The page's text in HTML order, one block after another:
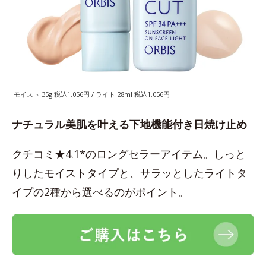
モイスト 35g 税込1,056円 / ライト 28ml 税込1,056円
ナチュラル美肌を叶える下地機能付き日焼け止め
クチコミ★4.1*のロングセラーアイテム。しっと
りしたモイストタイプと、サラッとしたライトタ
イプの2種から選べるのがポイント。